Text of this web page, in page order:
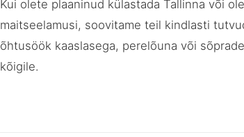
Kui olete plaaninud külastada Tallinna või
maitseelamusi, soovitame teil kindlasti
õhtusöök kaaslasega, perelõuna või
kõigile.